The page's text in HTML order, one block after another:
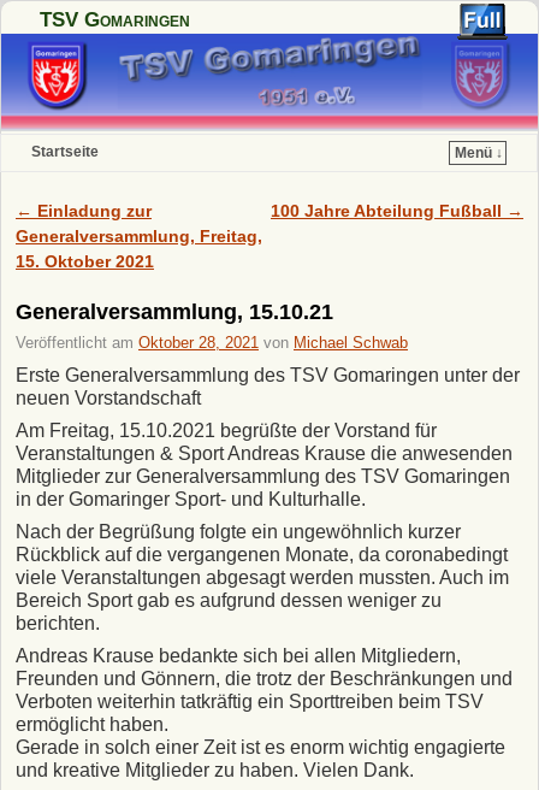
TSV Gomaringen
Startseite
Menü ↓
Artikelnavigation
← Einladung zur
Generalversammlung, Freitag,
15. Oktober 2021
100 Jahre Abteilung Fußball →
Generalversammlung, 15.10.21
Veröffentlicht am Oktober 28, 2021 von Michael Schwab
Erste Generalversammlung des TSV Gomaringen unter der
neuen Vorstandschaft
Am Freitag, 15.10.2021 begrüßte der Vorstand für
Veranstaltungen & Sport Andreas Krause die anwesenden
Mitglieder zur Generalversammlung des TSV Gomaringen
in der Gomaringer Sport- und Kulturhalle.
Nach der Begrüßung folgte ein ungewöhnlich kurzer
Rückblick auf die vergangenen Monate, da coronabedingt
viele Veranstaltungen abgesagt werden mussten. Auch im
Bereich Sport gab es aufgrund dessen weniger zu
berichten.
Andreas Krause bedankte sich bei allen Mitgliedern,
Freunden und Gönnern, die trotz der Beschränkungen und
Verboten weiterhin tatkräftig ein Sporttreiben beim TSV
ermöglicht haben.
Gerade in solch einer Zeit ist es enorm wichtig engagierte
und kreative Mitglieder zu haben. Vielen Dank.